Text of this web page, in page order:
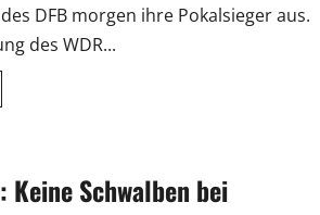
DFB morgen ihre Pokalsieger aus.
des WDR...
Keine Schwalben bei